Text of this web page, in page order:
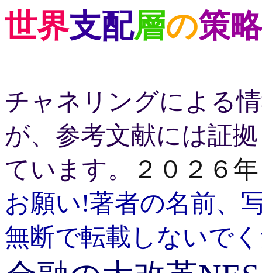
世界支配層の策略
チャネリングによる
が、参考文献には証
ています。
２０２６
お願い!著者の名前、
無断で転載しないで